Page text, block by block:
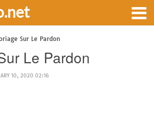
Sur Le Pardon
Le Pardon
10, 2020 02:16